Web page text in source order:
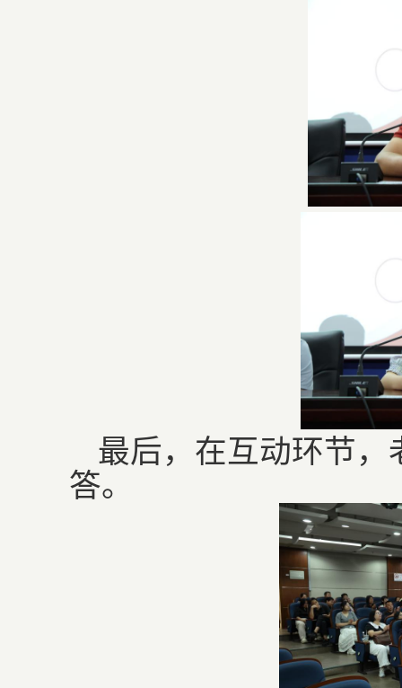
最后，在互动环节
答。